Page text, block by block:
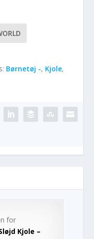
Børnetøj -, Kjole,
for
Kjole –